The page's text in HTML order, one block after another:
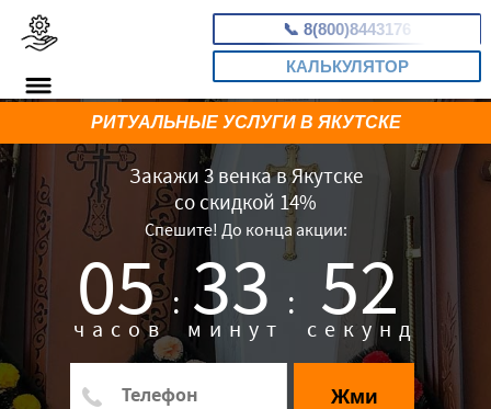
📞 8(800)8443176
КАЛЬКУЛЯТОР
Закажи 3 венка в Якутске
со скидкой 14%
Спешите! До конца акции:
05 :
часов 33 :
минут 51
секунд
Жми
РИТУАЛЬНЫЕ УСЛУГИ В ЯКУТСКЕ